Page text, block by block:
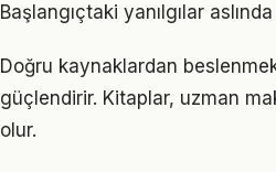
Başlangıçtaki yanılgılar
Doğru kaynaklardan
güçlendirir. Kitaplar, uzman
olur.